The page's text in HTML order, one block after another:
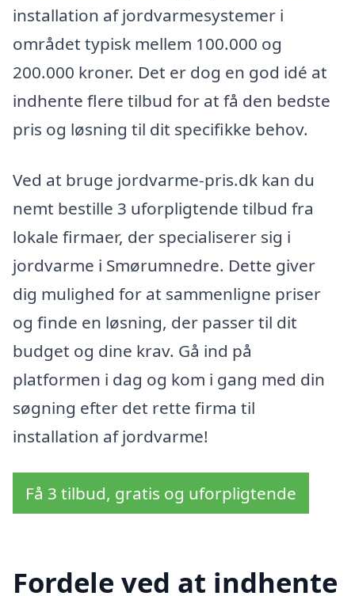
installation af jordvarmesystemer i
området typisk mellem 100.000 og
200.000 kroner. Det er dog en god idé at
indhente flere tilbud for at få den bedste
pris og løsning til dit specifikke behov.
Ved at bruge jordvarme-pris.dk kan du
nemt bestille 3 uforpligtende tilbud fra
lokale firmaer, der specialiserer sig i
jordvarme i Smørumnedre. Dette giver
dig mulighed for at sammenligne priser
og finde en løsning, der passer til dit
budget og dine krav. Gå ind på
platformen i dag og kom i gang med din
søgning efter det rette firma til
installation af jordvarme!
Få 3 tilbud, gratis og uforpligtende
Fordele ved at indhente